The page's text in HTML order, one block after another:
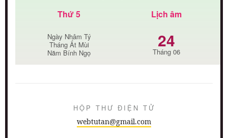
Thứ 5
Ngày Nhâm Tý
Tháng Ất Mùi
Năm Bính Ngọ
Lịch âm
24
Tháng 06
HỘP THƯ ĐIỆN TỬ
webtutan@gmail.com